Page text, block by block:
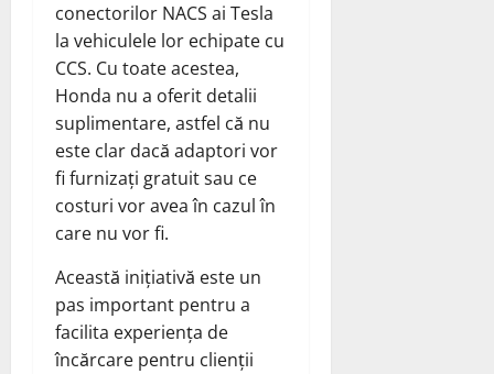
conectorilor NACS ai Tesla
la vehiculele lor echipate cu
CCS. Cu toate acestea,
Honda nu a oferit detalii
suplimentare, astfel că nu
este clar dacă adaptori vor
fi furnizați gratuit sau ce
costuri vor avea în cazul în
care nu vor fi.
Această inițiativă este un
pas important pentru a
facilita experiența de
încărcare pentru clienții